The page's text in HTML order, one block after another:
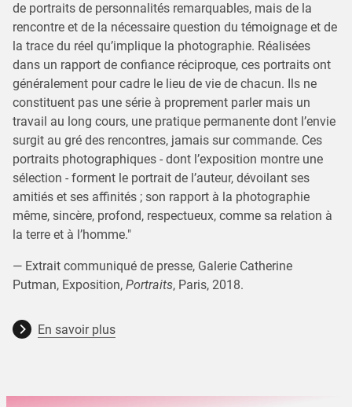
de portraits de personnalités remarquables, mais de la
rencontre et de la nécessaire question du témoignage et de
la trace du réel qu’implique la photographie. Réalisées
dans un rapport de confiance réciproque, ces portraits ont
généralement pour cadre le lieu de vie de chacun. Ils ne
constituent pas une série à proprement parler mais un
travail au long cours, une pratique permanente dont l’envie
surgit au gré des rencontres, jamais sur commande. Ces
portraits photographiques - dont l’exposition montre une
sélection - forment le portrait de l’auteur, dévoilant ses
amitiés et ses affinités ; son rapport à la photographie
même, sincère, profond, respectueux, comme sa relation à
la terre et à l’homme."
— Extrait communiqué de presse, Galerie Catherine
Putman, Exposition, Portraits, Paris, 2018.
En savoir plus